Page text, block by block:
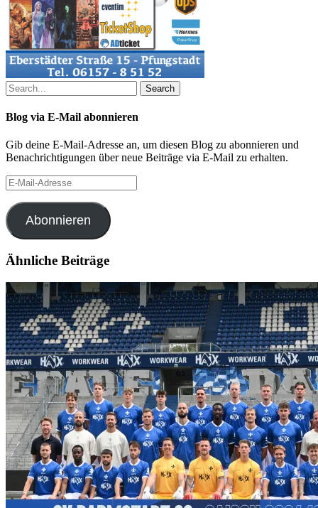
Search
Blog via E-Mail abonnieren
Gib deine E-Mail-Adresse an, um diesen Blog zu abonnieren und
Benachrichtigungen über neue Beiträge via E-Mail zu erhalten.
E-
Mail-
Adresse
Abonnieren
Ähnliche Beiträge